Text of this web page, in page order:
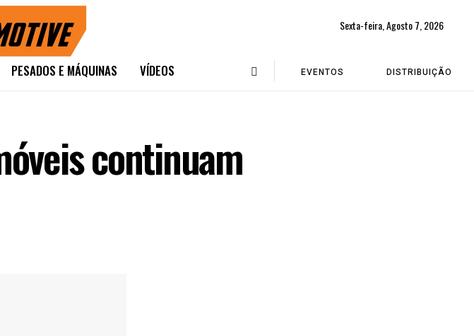
Sexta-feira, Agosto 7, 2026
PESADOS E MÁQUINAS VÍDEOS EVENTOS DISTRIBUIÇÃO
continuam